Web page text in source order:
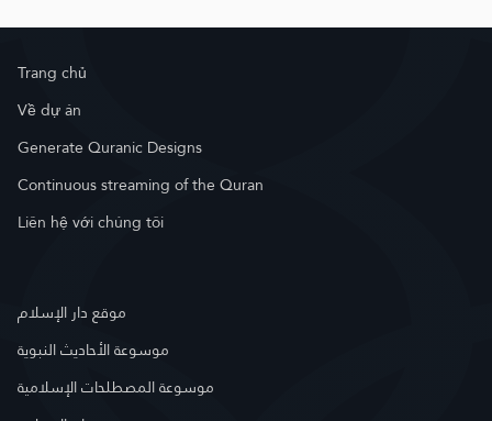
Trang chủ
Về dự án
Generate Quranic Designs
Continuous streaming of the Quran
Liên hệ với chúng tôi
موقع دار الإسلام
موسوعة الأحاديث النبوية
موسوعة المصطلحات الإسلامية